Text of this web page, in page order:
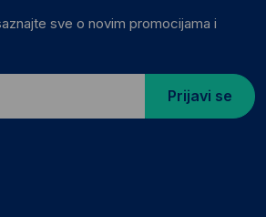
sve o novim promocijama i
Prijavi se